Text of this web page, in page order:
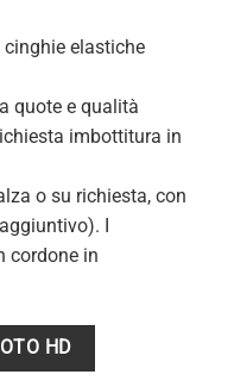
elastiche
quote e qualità
imbottitura in
o su richiesta, con
I
cordone in
HD